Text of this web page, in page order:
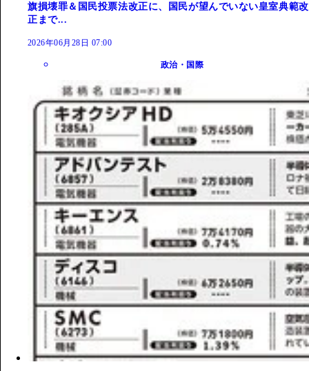
旗損壊罪＆国民投票法改正に、国民が望んでいない皇室典範改
正まで...
2026年06月28日 07:00
政治・国際